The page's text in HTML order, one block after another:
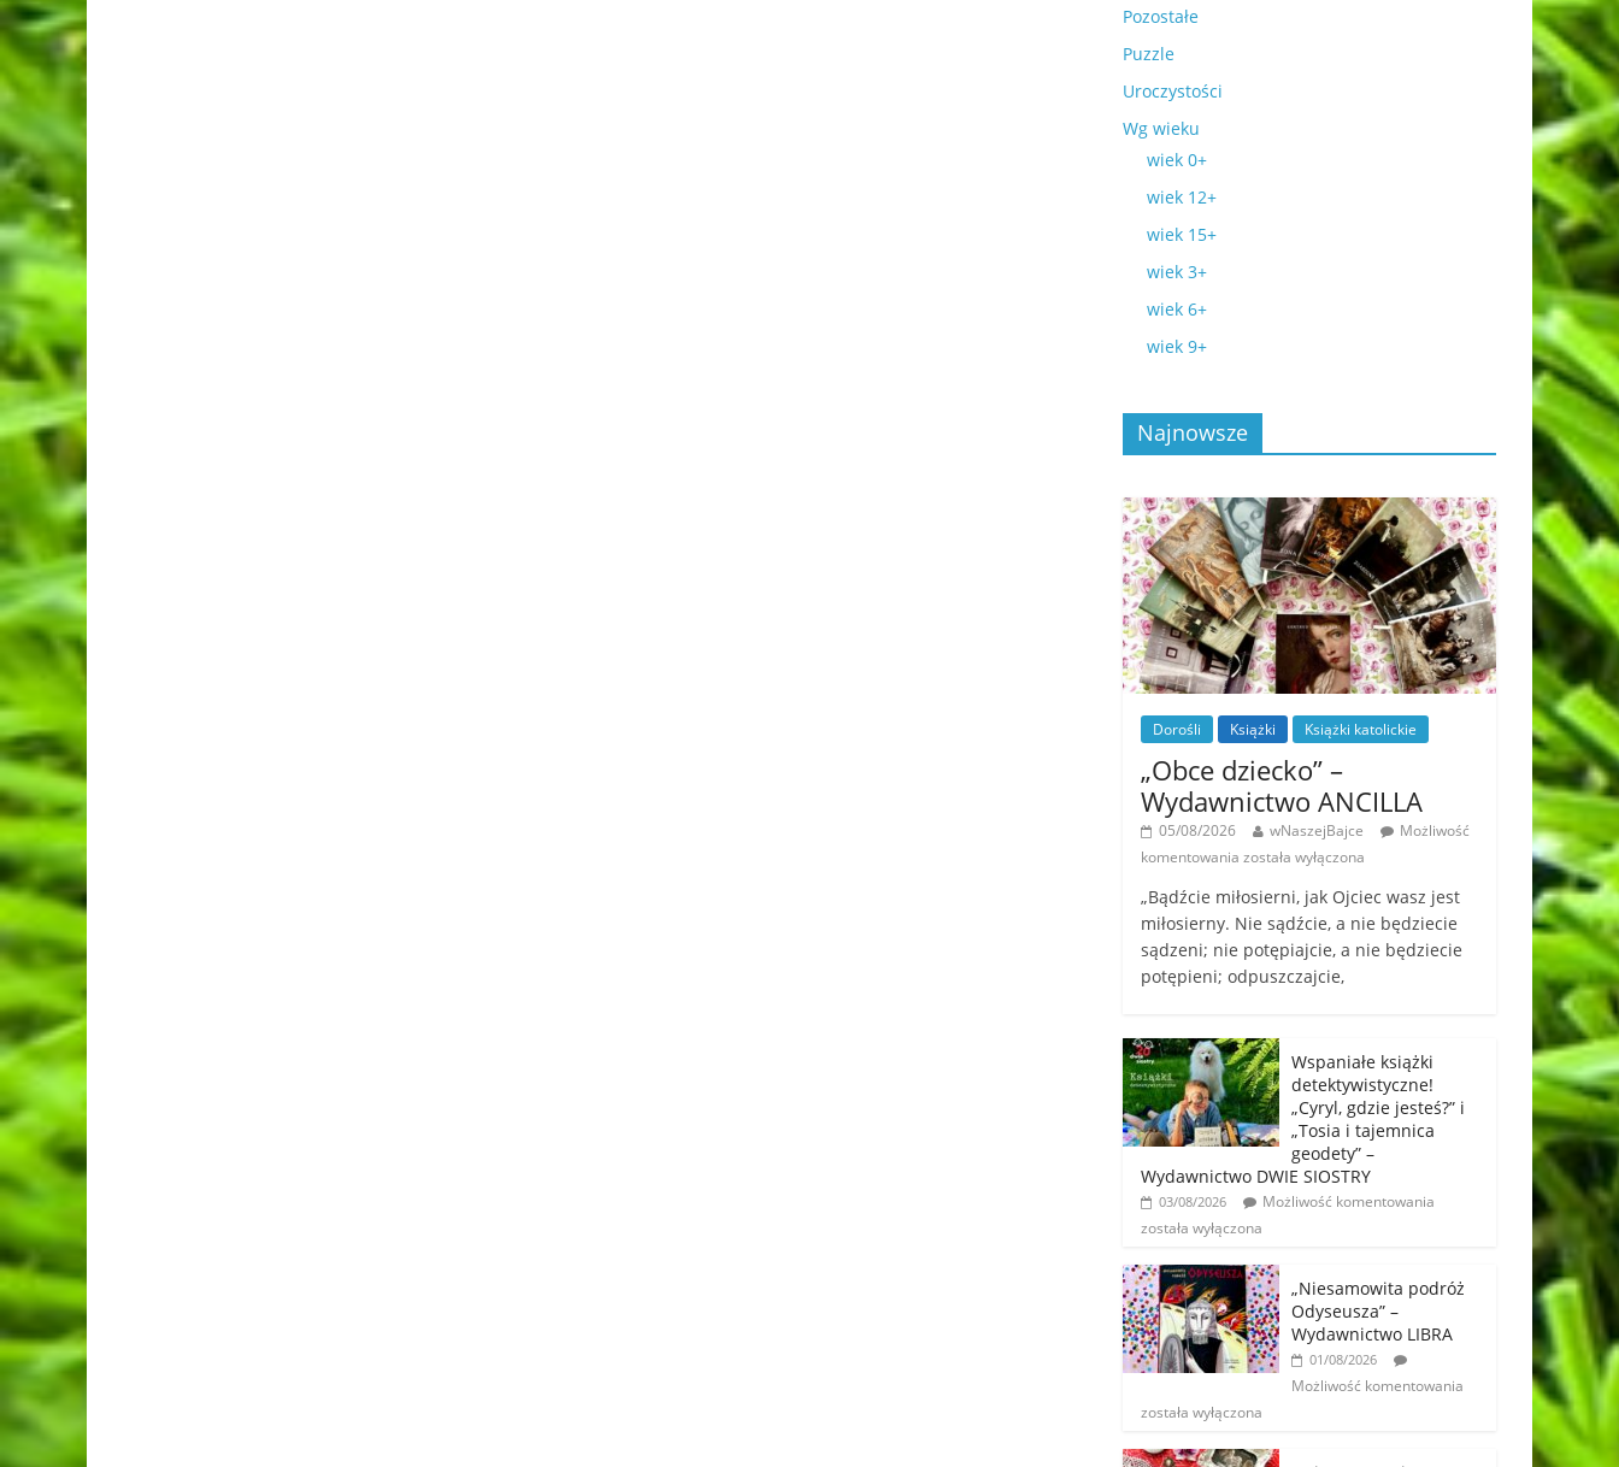
Pozostałe
Puzzle
Uroczystości
Wg wieku
wiek 0+
wiek 12+
wiek 15+
wiek 3+
wiek 6+
wiek 9+
Najnowsze
Dorośli Książki Książki katolickie
„Obce dziecko” –
Wydawnictwo ANCILLA
05/08/2026 wNaszejBajce
Możliwość
komentowania została wyłączona
„Bądźcie miłosierni, jak Ojciec wasz jest
miłosierny. Nie sądźcie, a nie będziecie
sądzeni; nie potępiajcie, a nie będziecie
potępieni; odpuszczajcie,
Wspaniałe książki
detektywistyczne!
„Cyryl, gdzie jesteś?” i
„Tosia i tajemnica
geodety” –
Wydawnictwo DWIE SIOSTRY
03/08/2026
Możliwość komentowania
została wyłączona
„Niesamowita podróż
Odyseusza” –
Wydawnictwo LIBRA
01/08/2026
Możliwość komentowania
została wyłączona